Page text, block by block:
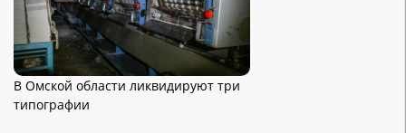
В Омской области ликвидируют три
типографии